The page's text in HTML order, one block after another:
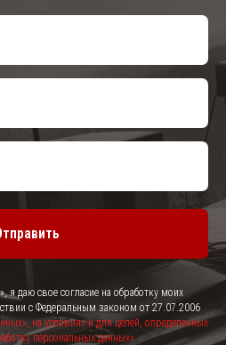
я даю свое согласие на обработку моих
с Федеральным законом от 27.07.2006
на условиях и для целей, определенных
персональных данных»